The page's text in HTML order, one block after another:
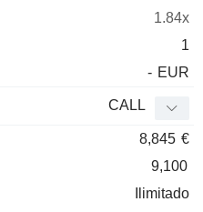
1.84x
1
- EUR
CALL
8,845 €
9,100
Ilimitado